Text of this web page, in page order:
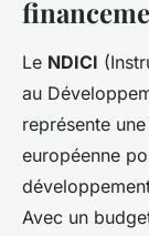
Le NDICI
au
représente
européenne
Avec un